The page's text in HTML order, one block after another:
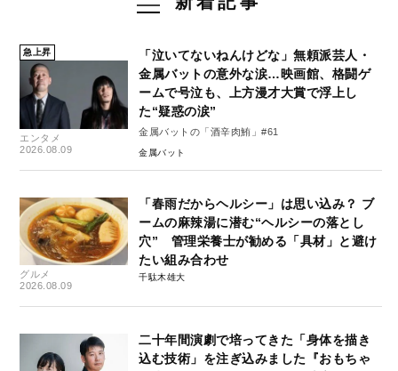
急上昇
エンタメ
2026.08.09
「泣いてないねんけどな」無頼派芸人・
金属バットの意外な涙…映画館、格闘ゲ
ームで号泣も、上方漫才大賞で浮上し
た“疑惑の涙”
金属バットの「酒辛肉鮪」#61
金属バット
グルメ
2026.08.09
「春雨だからヘルシー」は思い込み？ ブ
ームの麻辣湯に潜む“ヘルシーの落とし
穴” 管理栄養士が勧める「具材」と避け
たい組み合わせ
千駄木雄大
二十年間演劇で培ってきた「身体を描き
込む技術」を注ぎ込みました『おもちゃ